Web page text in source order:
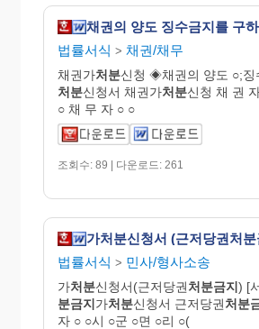
채권의 양도 징수금지를 구
법률서식 > 채권/채무
채권가처분신청 ◈채권의 양도 ○;징
처분신청서 채권가처분신청 채 권
○ 채 무 자 ○ ○
조회수: 89 | 다운로드: 261
가처분신청서 (근저당권처
법률서식 > 민사/형사소송
가처분신청서(근저당권처분금지) [
분금지가처분신청서 근저당권처분
자 ○ ○시 ○군 ○면 ○리 ○(